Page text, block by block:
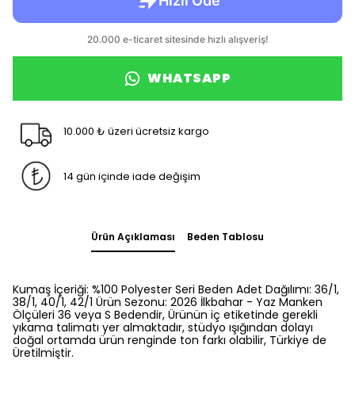
WHATSAPP
10.000 ₺ üzeri ücretsiz kargo
14 gün içinde iade değişim
Ürün Açıklaması Beden Tablosu
Kumaş İçeriği: %100 Polyester Seri Beden Adet Dağılımı: 36/1,
38/1, 40/1, 42/1 Ürün Sezonu: 2026 İlkbahar - Yaz Manken
Ölçüleri 36 veya S Bedendir, Ürünün iç etiketinde gerekli
yıkama talimatı yer almaktadır, stüdyo ışığından dolayı
doğal ortamda ürün renginde ton farkı olabilir, Türkiye de
Üretilmiştir.